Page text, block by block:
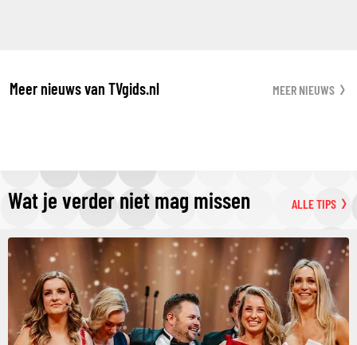
Meer nieuws van TVgids.nl MEER NIEUWS
Wat je verder niet mag missen ALLE TIPS